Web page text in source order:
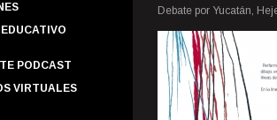
PODCAST
VIRTUALES
Debate por Yucatán,